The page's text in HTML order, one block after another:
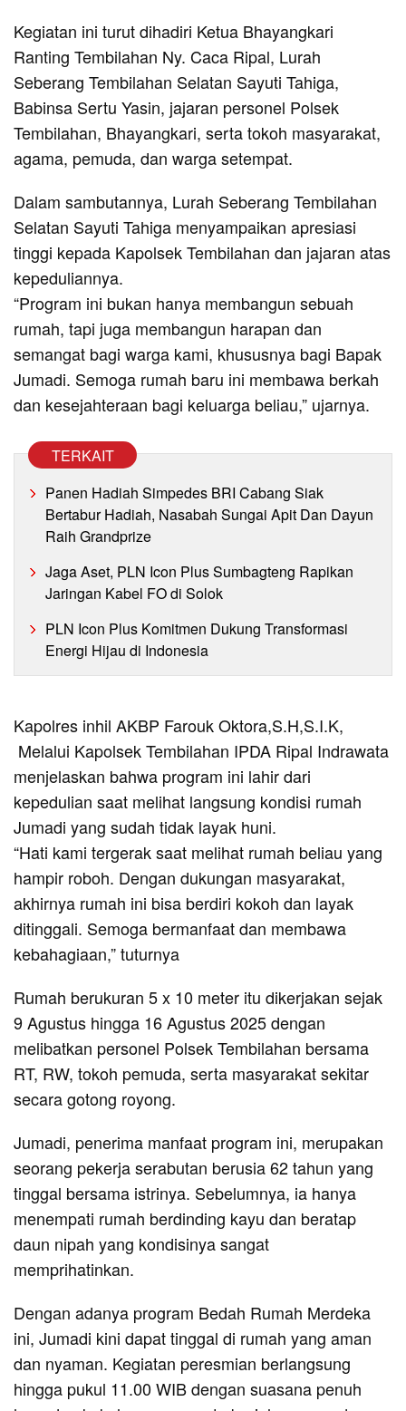
Kegiatan ini turut dihadiri Ketua Bhayangkari
Ranting Tembilahan Ny. Caca Ripal, Lurah
Seberang Tembilahan Selatan Sayuti Tahiga,
Babinsa Sertu Yasin, jajaran personel Polsek
Tembilahan, Bhayangkari, serta tokoh masyarakat,
agama, pemuda, dan warga setempat.
Dalam sambutannya, Lurah Seberang Tembilahan
Selatan Sayuti Tahiga menyampaikan apresiasi
tinggi kepada Kapolsek Tembilahan dan jajaran atas
kepeduliannya.
“Program ini bukan hanya membangun sebuah
rumah, tapi juga membangun harapan dan
semangat bagi warga kami, khususnya bagi Bapak
Jumadi. Semoga rumah baru ini membawa berkah
dan kesejahteraan bagi keluarga beliau,” ujarnya.
TERKAIT
Panen Hadiah Simpedes BRI Cabang Siak
Bertabur Hadiah, Nasabah Sungai Apit Dan Dayun
Raih Grandprize
Jaga Aset, PLN Icon Plus Sumbagteng Rapikan
Jaringan Kabel FO di Solok
PLN Icon Plus Komitmen Dukung Transformasi
Energi Hijau di Indonesia
Kapolres inhil AKBP Farouk Oktora,S.H,S.I.K,
Melalui Kapolsek Tembilahan IPDA Ripal Indrawata
menjelaskan bahwa program ini lahir dari
kepedulian saat melihat langsung kondisi rumah
Jumadi yang sudah tidak layak huni.
“Hati kami tergerak saat melihat rumah beliau yang
hampir roboh. Dengan dukungan masyarakat,
akhirnya rumah ini bisa berdiri kokoh dan layak
ditinggali. Semoga bermanfaat dan membawa
kebahagiaan,” tuturnya
Rumah berukuran 5 x 10 meter itu dikerjakan sejak
9 Agustus hingga 16 Agustus 2025 dengan
melibatkan personel Polsek Tembilahan bersama
RT, RW, tokoh pemuda, serta masyarakat sekitar
secara gotong royong.
Jumadi, penerima manfaat program ini, merupakan
seorang pekerja serabutan berusia 62 tahun yang
tinggal bersama istrinya. Sebelumnya, ia hanya
menempati rumah berdinding kayu dan beratap
daun nipah yang kondisinya sangat
memprihatinkan.
Dengan adanya program Bedah Rumah Merdeka
ini, Jumadi kini dapat tinggal di rumah yang aman
dan nyaman. Kegiatan peresmian berlangsung
hingga pukul 11.00 WIB dengan suasana penuh